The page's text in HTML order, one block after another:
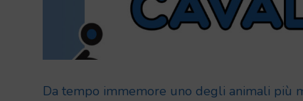
Da tempo immemore uno degli animali più